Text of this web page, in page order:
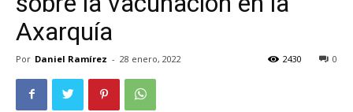
Axarquía
Por Daniel Ramírez - 28 enero, 2022 0
2430